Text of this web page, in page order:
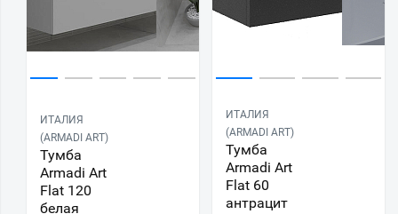
ИТАЛИЯ
(ARMADI ART)
Тумба
Armadi Art
Flat 120
белая
ИТАЛИЯ
(ARMADI ART)
Тумба
Armadi Art
Flat 60
антрацит